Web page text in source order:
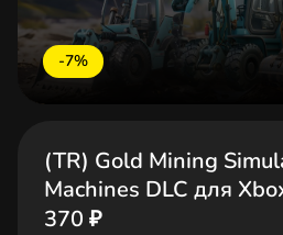
-7%
(TR) Gold Mining
Machines DLC для
370 ₽